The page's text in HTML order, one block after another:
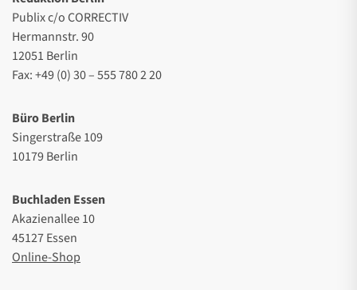
Publix c/o CORRECTIV
Hermannstr. 90
12051 Berlin
Fax: +49 (0) 30 – 555 780 2 20
Büro Berlin
Singerstraße 109
10179 Berlin
Buchladen Essen
Akazienallee 10
45127 Essen
Online-Shop